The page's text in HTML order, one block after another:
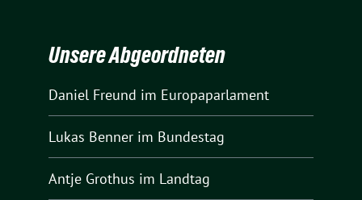
Unsere Abgeordneten
Daniel Freund im Europaparlament
Lukas Benner im Bundestag
Antje Grothus im Landtag